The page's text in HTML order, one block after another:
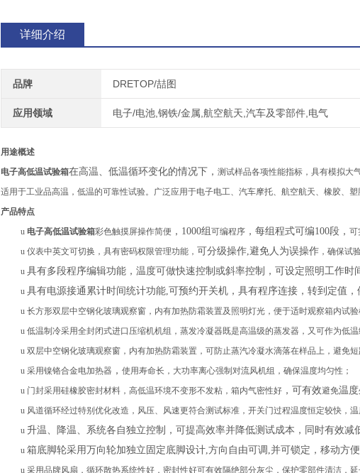
详细介绍
品牌 DRETOP/喆图
应用领域 电子/电池,钢铁/金属,航空航天,汽车及零部件,电气
用途概述
电子高低温试验箱在高温、低温循环变化的情况下， 测试样品各项性能指标，具有模拟大
适用于工业品高温，低温的可靠性试验。 广泛应用于电子电工、汽车摩托、航空航天、橡胶、
产品特点
u 电子高低温试验箱彩色触摸屏操作简便 ， 1000组 可编程序 ，每组程式可编100段 ， 可
u 仪表中英文可切换，具有密码权限管理功能 ， 可分级操作,避免人为误操作 ，确保试
u 具有多段程序编辑功能，温度可做快速控制或斜率控制，可设定照明工作时
u 具有电源接通累计时间统计功能,可预约开关机，具有程序连接，转到定值，
u 长方形双层中空钢化玻璃观察窗，内有加热防霜装置及照明灯光，便于适时观察箱内试验
u 低温制冷采用全封闭式进口压缩机机组，蒸发冷凝器既是高温级的蒸发器，又可作为低温
u 双层中空钢化玻璃观察窗，内有加热防霜装置，可防止蒸汽冷凝水滴落在样品上，避免短
u 采用镍铬合金电加热器 ， 使用寿命长，大功率离心强制对流风机组，确保温度均匀性；
u 门封采用硅橡胶密封材料，高低温环境不变形不发粘 ，箱内气密性好 ，可有效避免温度
u 风道循环经过特别优化改造，风压、风速更符合测试标准，开关门过程温度恒定较快 ，
u 升温、降温、系统各自独立控制，可提高效率并降低测试成本，同时有效减
u 箱底脚轮采用万向轮加独立固定底脚设计,方向自由可调 ,并可锁定，移动方
u 采用品牌风扇，循环散热系统性好，密封性好可有效隔绝部分灰尘，保护零部件清洁，延